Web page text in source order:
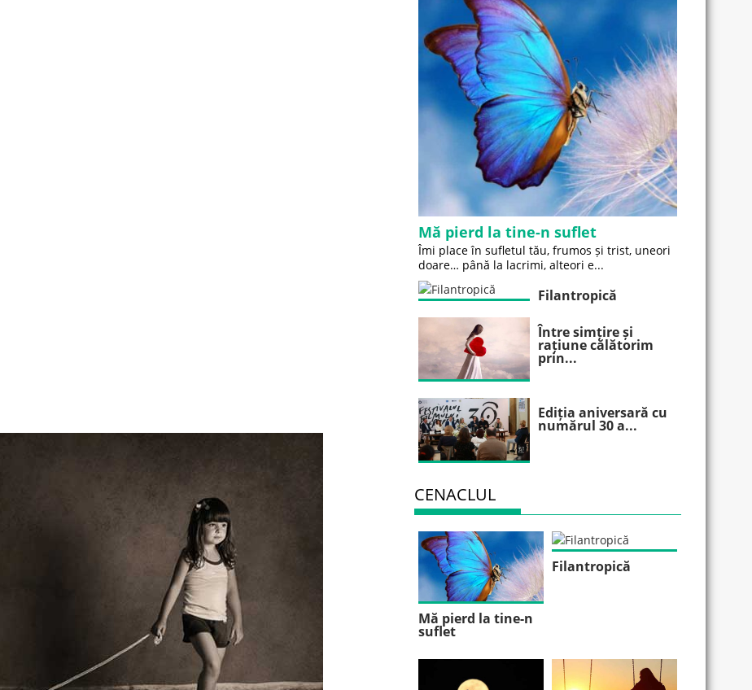
Mă pierd la tine-n suflet
Îmi place în sufletul tău, frumos și trist, uneori
doare… până la lacrimi, alteori e...
Filantropică
Între simțire și
rațiune călătorim
prin...
Ediția aniversară cu
numărul 30 a...
CENACLUL
Mă pierd la tine-n
suflet
Filantropică